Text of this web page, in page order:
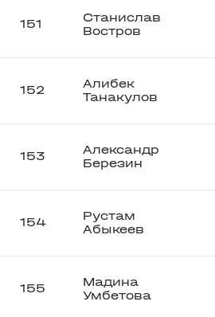
151
Станислав
Востров
152
Алибек
Танакулов
153
Александр
Березин
154
Рустам
Абыкеев
155
Мадина
Умбетова